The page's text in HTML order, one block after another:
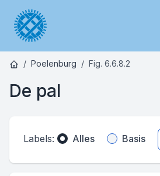
Poelenburg Fig. 6.6.8.2
De pal
Labels: Alles Basis